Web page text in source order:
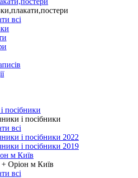
всі
посібники
і посібники
всі
і посібники 2022
і посібники 2019
м Київ
+ Оріон м Київ
всі